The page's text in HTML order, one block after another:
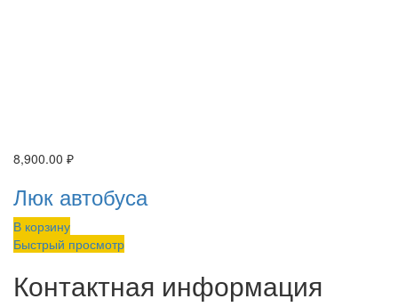
8,900.00 ₽
Люк автобуса
В корзину
Быстрый просмотр
Контактная информация